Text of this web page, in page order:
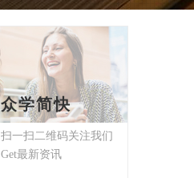
众学简快
扫一扫二维码关注我们
Get最新资讯